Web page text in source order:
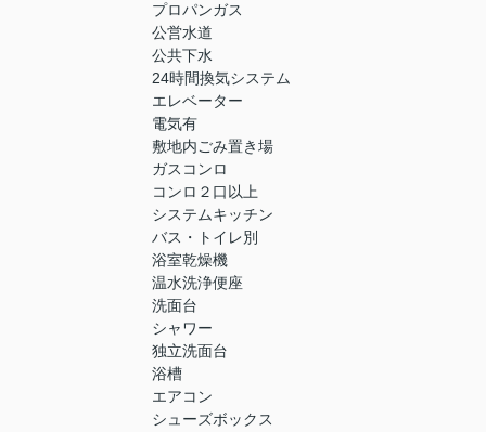
プロパンガス
公営水道
公共下水
24時間換気システム
エレベーター
電気有
敷地内ごみ置き場
ガスコンロ
コンロ２口以上
システムキッチン
バス・トイレ別
浴室乾燥機
温水洗浄便座
洗面台
シャワー
独立洗面台
浴槽
エアコン
シューズボックス